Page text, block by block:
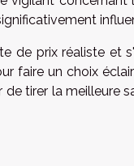
de prix réaliste et
faire un choix
de tirer la